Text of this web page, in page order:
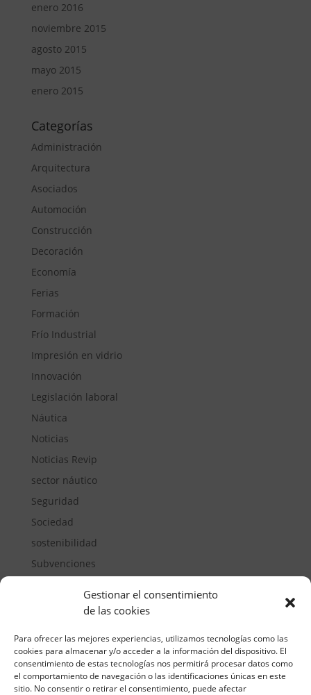
Gestionar el consentimiento
de las cookies
Para ofrecer las mejores experiencias, utilizamos tecnologías como las
cookies para almacenar y/o acceder a la información del dispositivo. El
consentimiento de estas tecnologías nos permitirá procesar datos como
el comportamiento de navegación o las identificaciones únicas en este
sitio. No consentir o retirar el consentimiento, puede afectar
enero 2016
noviembre 2015
agosto 2015
mayo 2015
enero 2015
Categorías
Administración
Arquitectura
Asociados
Automoción
Construcción
Decoración
Economía
Ferias
Formación
Frío Industrial
Impresión en vidrio
Innovación
Legislación laboral
Náutica
Noticias
Noticias Revip
sector náutico
Seguridad
Sociedad
sostenibilidad
Subvenciones